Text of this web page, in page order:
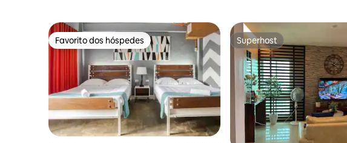
Favorito dos hóspedes
Favorito dos hóspedes Superhost
Superhost